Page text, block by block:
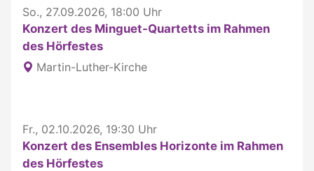
So., 27.09.2026, 18:00 Uhr
Konzert des Minguet-Quartetts im Rahmen
des Hörfestes
Martin-Luther-Kirche
Fr., 02.10.2026, 19:30 Uhr
Konzert des Ensembles Horizonte im Rahmen
des Hörfestes